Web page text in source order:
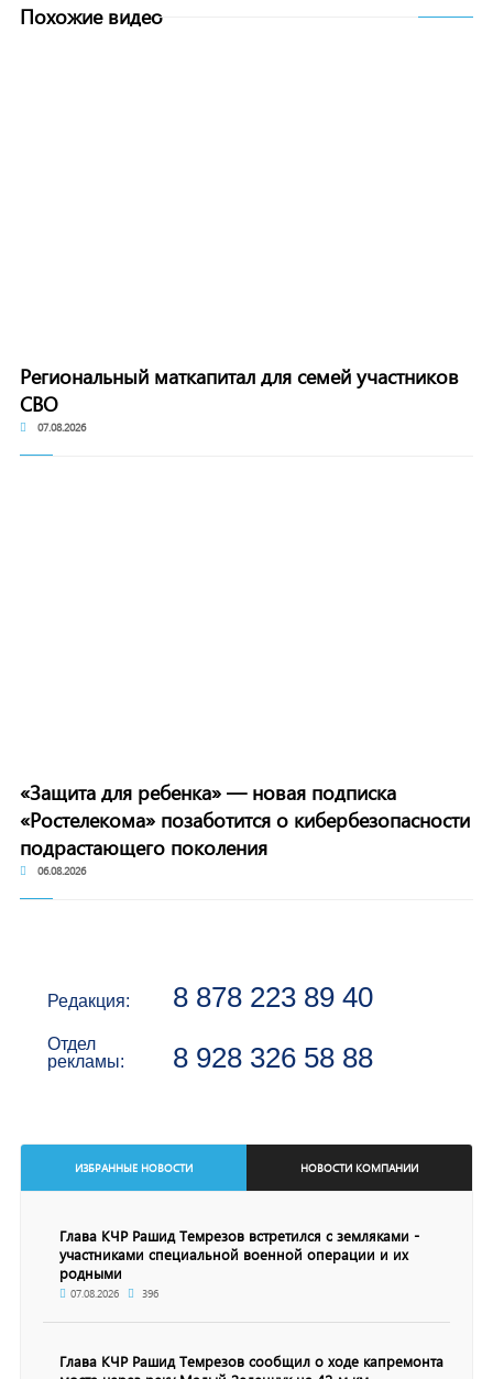
Похожие видео
Региональный маткапитал для семей участников
СВО
07.08.2026
«Защита для ребенка» — новая подписка
«Ростелекома» позаботится о кибербезопасности
подрастающего поколения
06.08.2026
Редакция: 8 878 223 89 40
Отдел
рекламы:
8 928 326 58 88
ИЗБРАННЫЕ НОВОСТИ НОВОСТИ КОМПАНИИ
Глава КЧР Рашид Темрезов встретился с земляками -
участниками специальной военной операции и их
родными
07.08.2026 396
Глава КЧР Рашид Темрезов сообщил о ходе капремонта